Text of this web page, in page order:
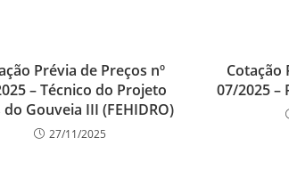
Prévia de Preços nº
– Técnico do Projeto
do Gouveia III (FEHIDRO)
27/11/2025
Cotação
07/2025 –